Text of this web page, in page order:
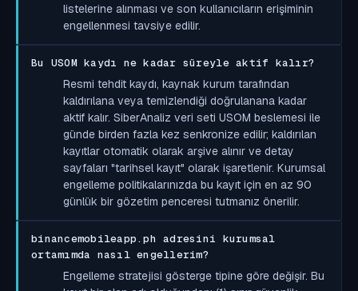
listelerine alınması ve son kullanıcıların erişiminin
engellenmesi tavsiye edilir.
Bu USOM kaydı ne kadar süreyle aktif kalır?
Resmi tehdit kaydı, kaynak kurum tarafından
kaldırılana veya temizlendiği doğrulanana kadar
aktif kalır. SiberAnaliz veri seti USOM beslemesi ile
günde birden fazla kez senkronize edilir; kaldırılan
kayıtlar otomatik olarak arşive alınır ve detay
sayfaları "tarihsel kayıt" olarak işaretlenir. Kurumsal
engelleme politikalarınızda bu kayıt için en az 90
günlük bir gözetim penceresi tutmanız önerilir.
binancemobileapp.ph adresini kurumsal
ortamımda nasıl engellerim?
Engelleme stratejisi gösterge tipine göre değişir. Bu